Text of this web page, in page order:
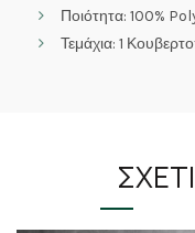
Ποιότητα: 100%
Τεμάχια: 1